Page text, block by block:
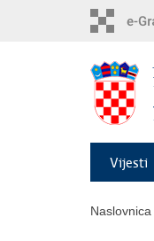
Vijesti
Naslovnica